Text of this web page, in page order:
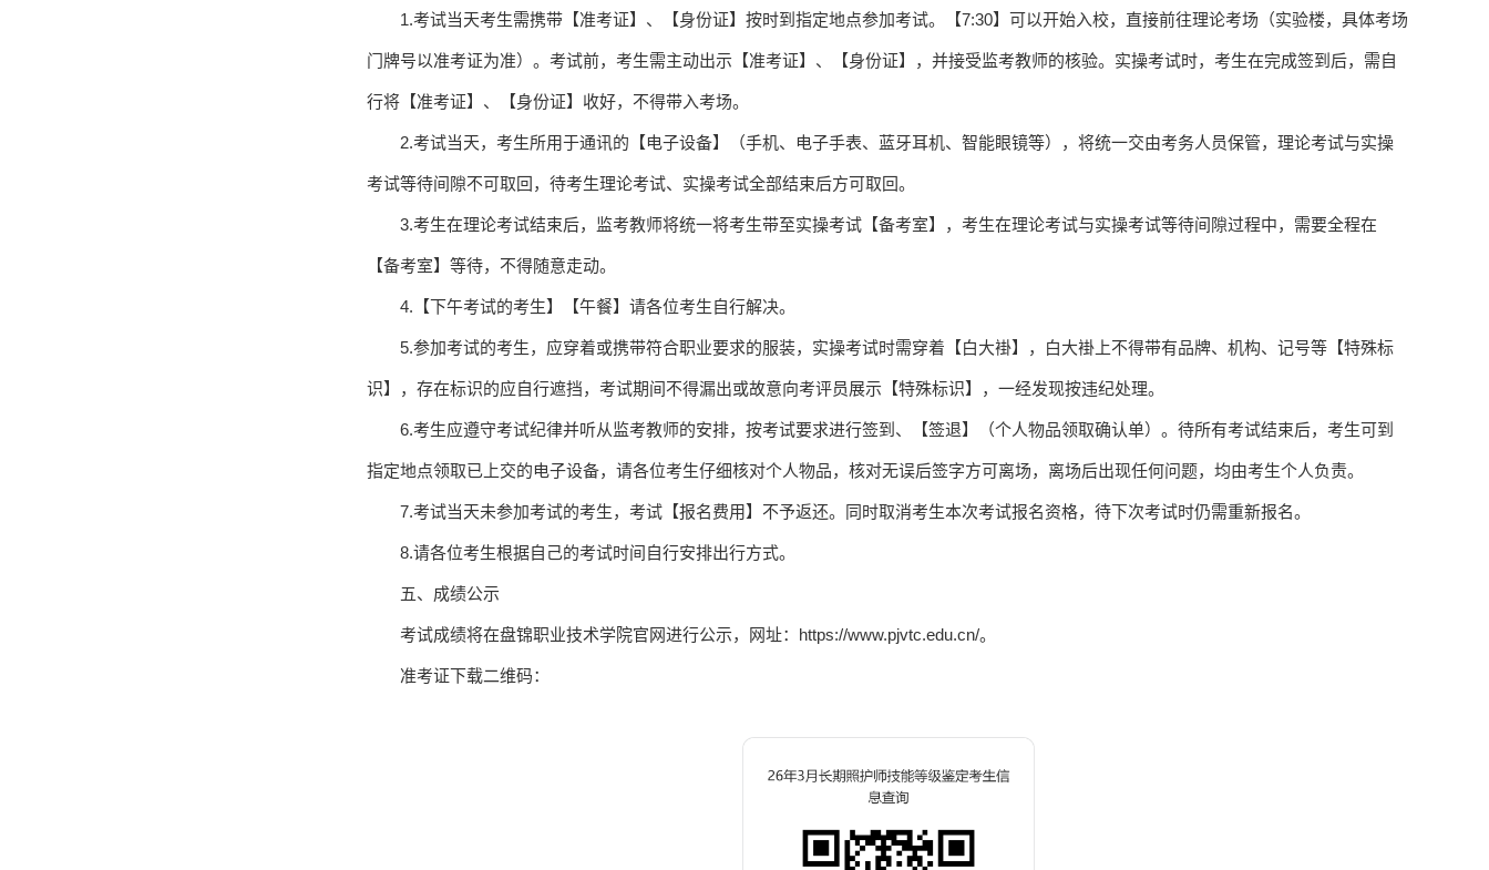
1.考试当天考生需携带【准考证】、【身份证】按时到指定地点参加考试。【7:30】可以开始入校，直接前往理论考场（实验楼，具体考场
门牌号以准考证为准）。考试前，考生需主动出示【准考证】、【身份证】，并接受监考教师的核验。实操考试时，考生在完成签到后，需自
行将【准考证】、【身份证】收好，不得带入考场。
2.考试当天，考生所用于通讯的【电子设备】（手机、电子手表、蓝牙耳机、智能眼镜等），将统一交由考务人员保管，理论考试与实操
考试等待间隙不可取回，待考生理论考试、实操考试全部结束后方可取回。
3.考生在理论考试结束后，监考教师将统一将考生带至实操考试【备考室】，考生在理论考试与实操考试等待间隙过程中，需要全程在
【备考室】等待，不得随意走动。
4.【下午考试的考生】【午餐】请各位考生自行解决。
5.参加考试的考生，应穿着或携带符合职业要求的服装，实操考试时需穿着【白大褂】，白大褂上不得带有品牌、机构、记号等【特殊标
识】，存在标识的应自行遮挡，考试期间不得漏出或故意向考评员展示【特殊标识】，一经发现按违纪处理。
6.考生应遵守考试纪律并听从监考教师的安排，按考试要求进行签到、【签退】（个人物品领取确认单）。待所有考试结束后，考生可到
指定地点领取已上交的电子设备，请各位考生仔细核对个人物品，核对无误后签字方可离场，离场后出现任何问题，均由考生个人负责。
7.考试当天未参加考试的考生，考试【报名费用】不予返还。同时取消考生本次考试报名资格，待下次考试时仍需重新报名。
8.请各位考生根据自己的考试时间自行安排出行方式。
五、成绩公示
考试成绩将在盘锦职业技术学院官网进行公示，网址：https://www.pjvtc.edu.cn/。
准考证下载二维码：